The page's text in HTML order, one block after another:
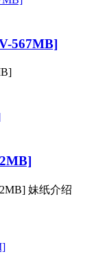
567MB]
妹纸介绍